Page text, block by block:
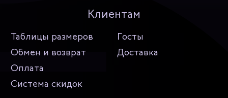
Клиентам
Таблицы размеров
Госты
Обмен и возврат
Доставка
Оплата
Система скидок